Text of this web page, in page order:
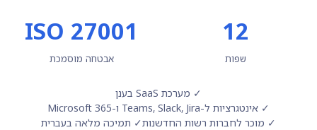
12
שפות
ISO 27001
אבטחה מוסמכת
✓ מערכת SaaS בענן
✓ אינטגרציות ל-Teams, Slack, Jira ו-Microsoft 365
✓ מוכר לחברות רשות החדשנות✓ תמיכה מלאה בעברית